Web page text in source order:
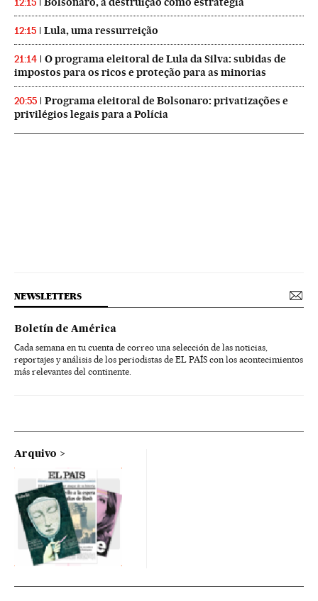
12:15
12:15 Lula, uma ressurreição
21:14
O programa eleitoral de Lula da Silva: subidas de
impostos para os ricos e proteção para as minorias
20:55
Programa eleitoral de Bolsonaro: privatizações e
privilégios legais para a Polícia
NEWSLETTERS
Boletín de América
Cada semana en tu cuenta de correo una selección de las noticias,
reportajes y análisis de los periodistas de EL PAÍS con los acontecimientos
más relevantes del continente.
Arquivo